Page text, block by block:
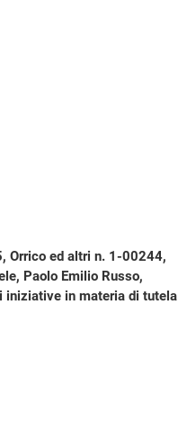
Orrico ed altri n. 1-00244,
Paolo Emilio Russo,
iniziative in materia di tutela